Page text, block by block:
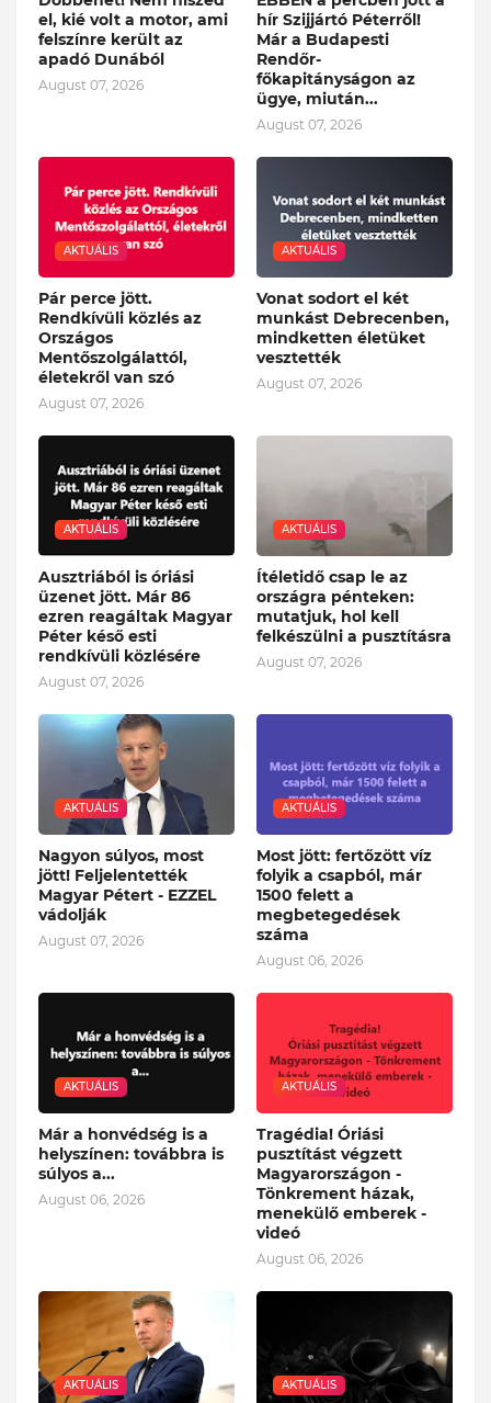
el, kié volt a motor, ami
felszínre került az
apadó Dunából
August 07, 2026
hír Szijjártó Péterről!
Már a Budapesti
Rendőr-
főkapitányságon az
ügye, miután...
August 07, 2026
AKTUÁLIS
Pár perce jött.
Rendkívüli közlés az
Országos
Mentőszolgálattól,
életekről van szó
August 07, 2026
AKTUÁLIS
Vonat sodort el két
munkást Debrecenben,
mindketten életüket
vesztették
August 07, 2026
AKTUÁLIS
Ausztriából is óriási
üzenet jött. Már 86
ezren reagáltak Magyar
Péter késő esti
rendkívüli közlésére
August 07, 2026
AKTUÁLIS
Ítéletidő csap le az
országra pénteken:
mutatjuk, hol kell
felkészülni a pusztításra
August 07, 2026
AKTUÁLIS
Nagyon súlyos, most
jött! Feljelentették
Magyar Pétert - EZZEL
vádolják
August 07, 2026
AKTUÁLIS
Most jött: fertőzött víz
folyik a csapból, már
1500 felett a
megbetegedések
száma
August 06, 2026
AKTUÁLIS
Már a honvédség is a
helyszínen: továbbra is
súlyos a...
August 06, 2026
AKTUÁLIS
Tragédia! Óriási
pusztítást végzett
Magyarországon -
Tönkrement házak,
menekülő emberek -
videó
August 06, 2026
AKTUÁLIS AKTUÁLIS